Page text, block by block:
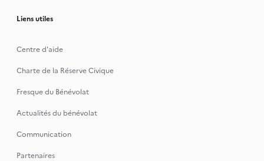
Liens utiles
Centre d'aide
Charte de la Réserve Civique
Fresque du Bénévolat
Actualités du bénévolat
Communication
Partenaires